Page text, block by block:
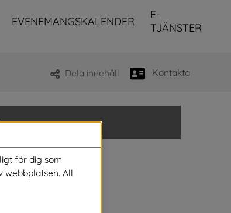
EVENEMANGSKALENDER
E-
TJÄNSTER
Dela innehåll Kontakta
för dig som
webbplatsen. All